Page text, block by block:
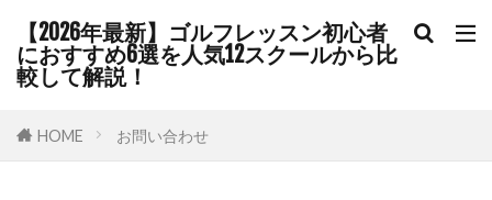
【2026年最新】ゴルフレッスン初心者
におすすめ6選を人気12スクールから比
較して解説！
HOME お問い合わせ